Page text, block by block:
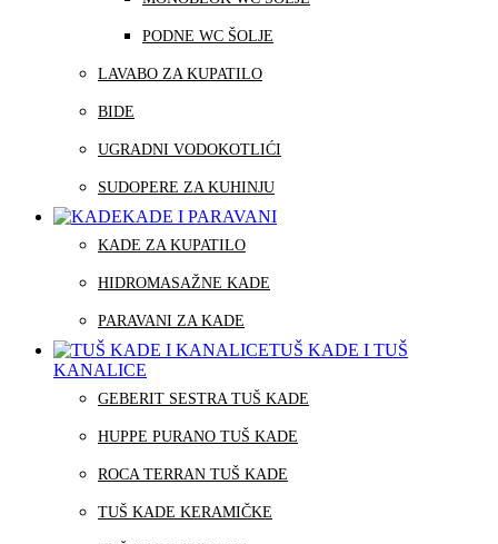
PODNE WC ŠOLJE
LAVABO ZA KUPATILO
BIDE
UGRADNI VODOKOTLIĆI
SUDOPERE ZA KUHINJU
KADE I PARAVANI
KADE ZA KUPATILO
HIDROMASAŽNE KADE
PARAVANI ZA KADE
TUŠ KADE I TUŠ
KANALICE
GEBERIT SESTRA TUŠ KADE
HUPPE PURANO TUŠ KADE
ROCA TERRAN TUŠ KADE
TUŠ KADE KERAMIČKE